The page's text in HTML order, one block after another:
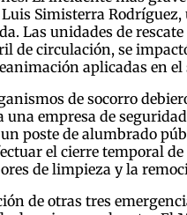
Simisterra
Las unidades de
de circulación, se
aplicadas en el
de socorro
empresa de
poste de alumbrado
el cierre temporal
de limpieza y la
de otras tres